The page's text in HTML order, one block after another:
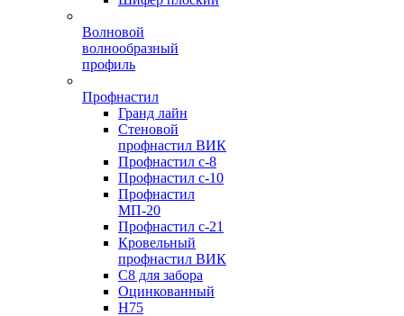
Волновой
волнообразный
профиль
Профнастил
Гранд лайн
Стеновой
профнастил ВИК
Профнастил с-8
Профнастил с-10
Профнастил
МП-20
Профнастил с-21
Кровельный
профнастил ВИК
С8 для забора
Оцинкованный
Н75